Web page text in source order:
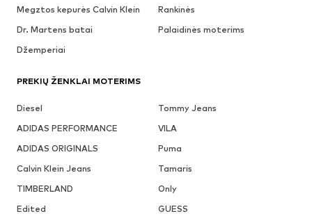
Megztos kepurės Calvin Klein
Rankinės
Dr. Martens batai
Palaidinės moterims
Džemperiai
PREKIŲ ŽENKLAI MOTERIMS
Diesel
Tommy Jeans
ADIDAS PERFORMANCE
VILA
ADIDAS ORIGINALS
Puma
Calvin Klein Jeans
Tamaris
TIMBERLAND
Only
Edited
GUESS